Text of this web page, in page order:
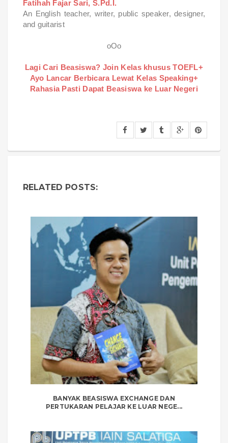
Fatihah Fajar Sari, S.Pd.I.
An English teacher, writer, public speaker, designer,
and guitarist
oOo
Lagi Cari Beasiswa? Join Kelas khusus TOEFL+
Ayo Lancar Berbicara Lewat Kelas Speaking+
Rahasia Pasti Dapat Beasiswa ke Luar Negeri
RELATED POSTS:
BANYAK BEASISWA EXCHANGE DAN
PERTUKARAN PELAJAR KE LUAR NEGE...